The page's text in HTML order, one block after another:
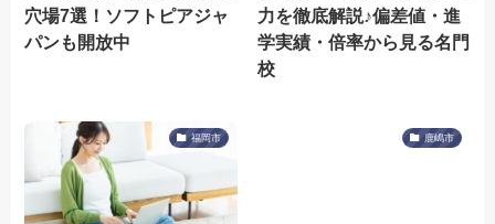
穴場7選！ソフトピアジャ
パンも開放中
力を徹底解説♪偏差値・進
学実績・倍率から見る名門
校
福岡市 鹿嶋市